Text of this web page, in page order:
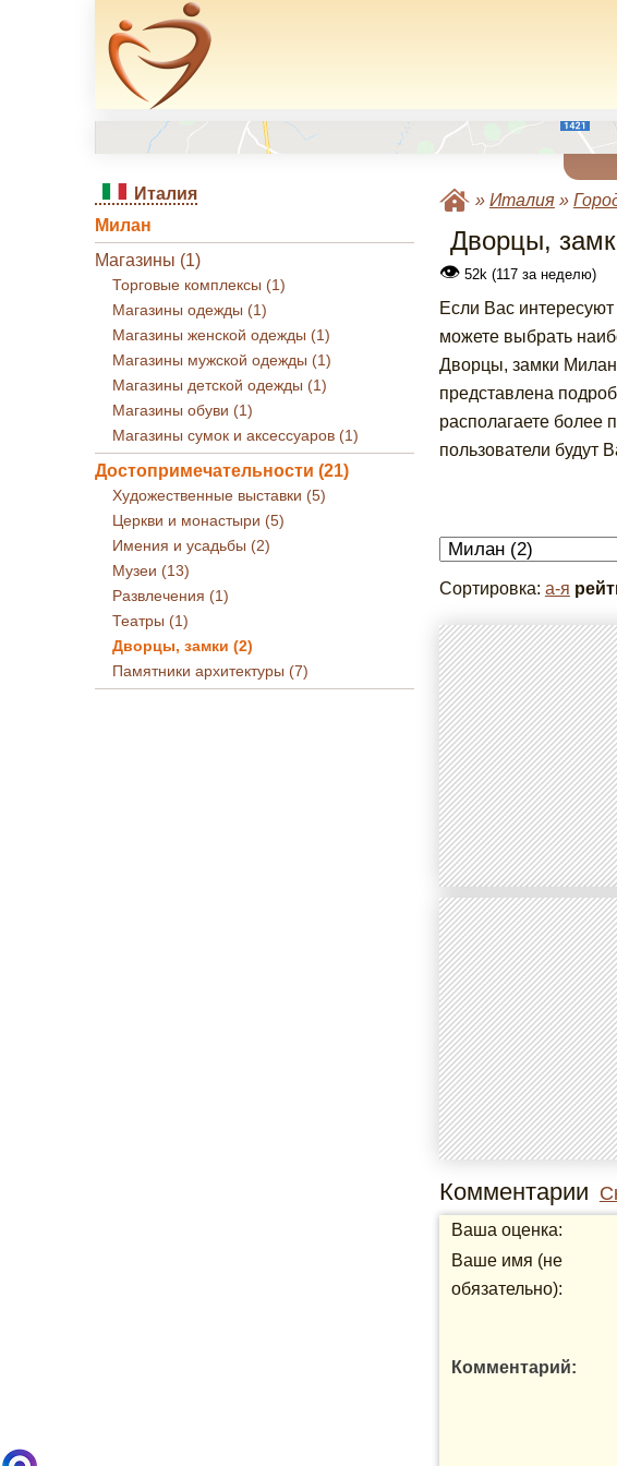
Италия
Милан
Магазины (1)
Торговые комплексы (1)
Магазины одежды (1)
Магазины женской одежды (1)
Магазины мужской одежды (1)
Магазины детской одежды (1)
Магазины обуви (1)
Магазины сумок и аксессуаров (1)
Достопримечательности (21)
Художественные выставки (5)
Церкви и монастыри (5)
Имения и усадьбы (2)
Музеи (13)
Развлечения (1)
Театры (1)
Дворцы, замки (2)
Памятники архитектуры (7)
» Италия»
Дворцы,
👁52k (117 за неделю)
Если Вас
можете выбрать
Дворцы, замки
представлена
располагаете более
пользователи будут
Сортировка: а-я
Комментарии
Ваша оценка:
Ваше имя (не
обязательно):
Комментарий: